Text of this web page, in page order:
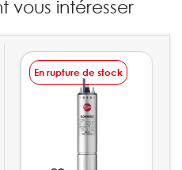
vous intéresser
En rupture de stock